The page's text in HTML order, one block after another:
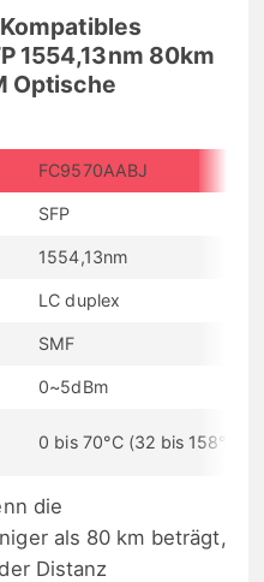
1554,13nm 80km
Optische
FC9570AABJ
SFP
1554,13nm
LC duplex
SMF
0~5dBm
0 bis 70°C (32 bis 158°F)
die
als 80 km beträgt,
Distanz